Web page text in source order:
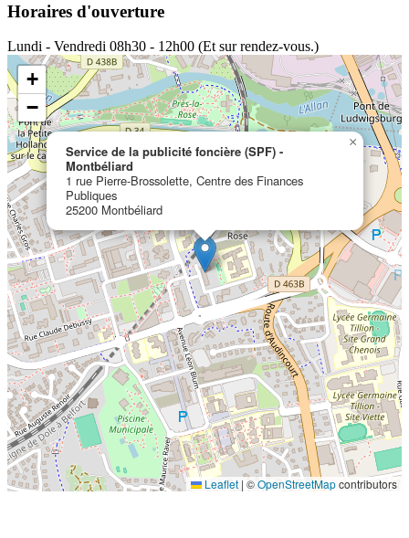
Horaires d'ouverture
Lundi - Vendredi 08h30 - 12h00 (Et sur rendez-vous.)
Localisation en cours...
Service de la publicité foncière (SPF) -
Montbéliard
1 rue Pierre-Brossolette, Centre des Finances
Publiques
25200 Montbéliard
×
+
−
Leaflet | ©OpenStreetMapcontributors